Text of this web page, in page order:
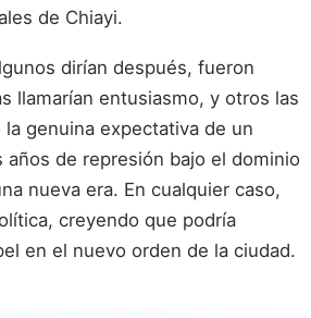
de Chiayi.
dirían después, fueron
llamarían entusiasmo, y otros las
genuina expectativa de un
años de represión bajo el dominio
nueva era. En cualquier caso,
creyendo que podría
en el nuevo orden de la ciudad.